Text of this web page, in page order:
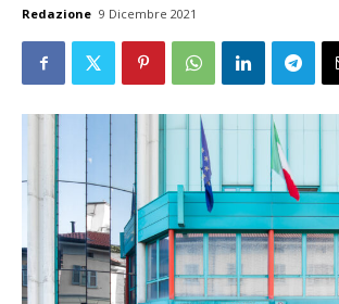
Redazione 9 Dicembre 2021